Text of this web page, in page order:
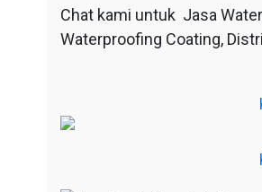
Chat kami untuk Jasa
Waterproofing Coating,